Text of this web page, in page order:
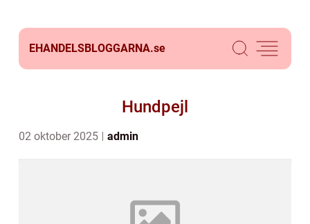
EHANDELSBLOGGARNA.se
Hundpejl
02 oktober 2025 admin